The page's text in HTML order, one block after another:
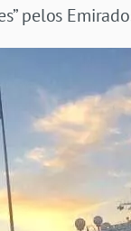
pelos